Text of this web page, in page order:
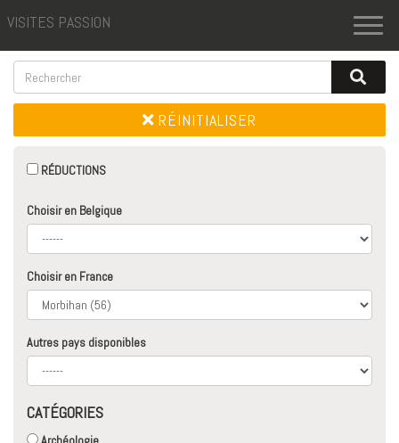
VISITES PASSION
RÉINITIALISER
RÉDUCTIONS
Choisir en Belgique
Choisir en France
Autres pays disponibles
CATÉGORIES